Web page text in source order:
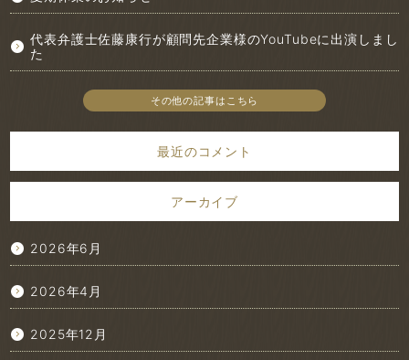
代表弁護士佐藤康行が顧問先企業様のYouTubeに出演しまし
た
その他の記事はこちら
最近のコメント
アーカイブ
2026年6月
2026年4月
2025年12月